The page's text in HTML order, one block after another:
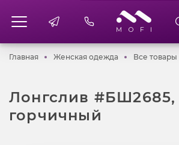
ГлавнаяГлавнаяЖенская одежда Женская одежда
Все товары
Лонгслив #БШ2685,
горчичный